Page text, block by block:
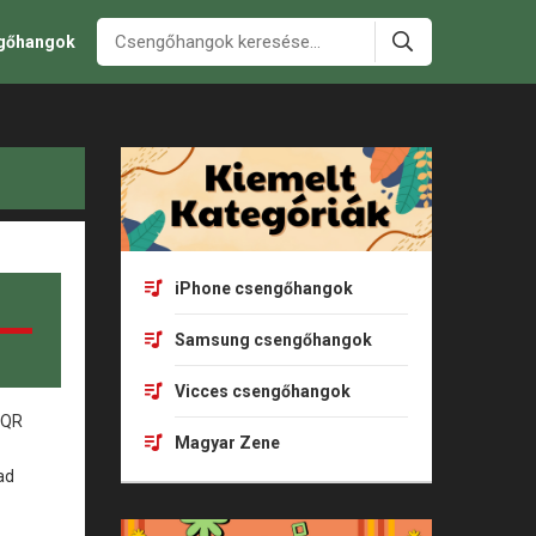
iPhone csengőhangok
Samsung csengőhangok
Vicces csengőhangok
Magyar Zene